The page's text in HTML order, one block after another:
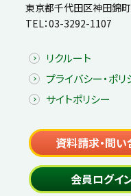
東京都千代田区神田錦
TEL：03-3292-1107
リクルート
プライバシー・ポリ
サイトポリシー
資料請求・問
会員ログイ